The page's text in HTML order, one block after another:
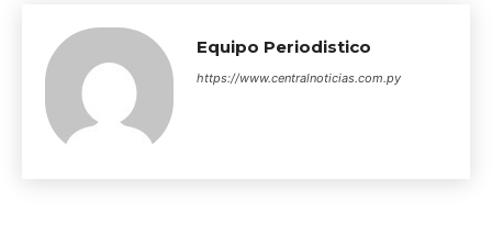
Equipo Periodistico
https://www.centralnoticias.com.py